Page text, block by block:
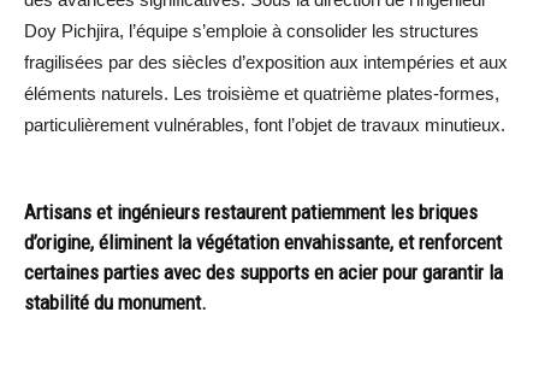
Doy Pichjira, l’équipe s’emploie à consolider les structures
fragilisées par des siècles d’exposition aux intempéries et aux
éléments naturels. Les troisième et quatrième plates-formes,
particulièrement vulnérables, font l’objet de travaux minutieux.
Artisans et ingénieurs restaurent patiemment les briques
d’origine, éliminent la végétation envahissante, et renforcent
certaines parties avec des supports en acier pour garantir la
stabilité du monument.